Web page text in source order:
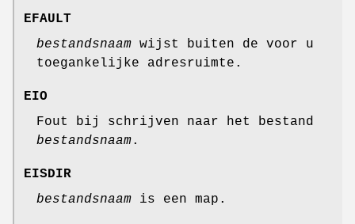
EFAULT
bestandsnaam wijst buiten de voor u
toegankelijke adresruimte.
EIO
Fout bij schrijven naar het bestand
bestandsnaam.
EISDIR
bestandsnaam is een map.